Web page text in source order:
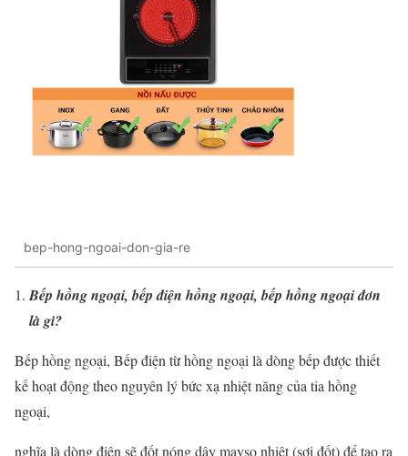
bep-hong-ngoai-don-gia-re
Bếp hồng ngoại, bếp điện hồng ngoại, bếp hồng ngoại đơn
là gì?
Bếp hồng ngoại, Bếp điện từ hồng ngoại là dòng bếp được thiết
kế hoạt động theo nguyên lý bức xạ nhiệt năng của tia hồng
ngoại,
nghĩa là dòng điện sẽ đốt nóng dây mayso nhiệt (sợi đốt) để tạo ra